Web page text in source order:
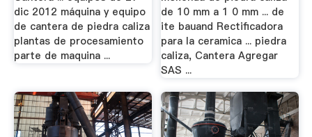
dic 2012 máquina y equipo
de cantera de piedra caliza
plantas de procesamiento
parte de maquina ...
de 10 mm a 1 0 mm ... de
ite bauand Rectificadora
para la ceramica ... piedra
caliza, Cantera Agregar
SAS ...